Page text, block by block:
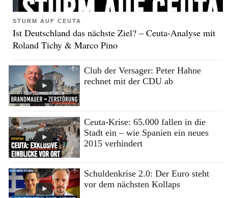
STURM AUF CEUTA
Ist Deutschland das nächste Ziel? – Ceuta-Analyse mit
Roland Tichy & Marco Pino
Club der Versager: Peter Hahne
rechnet mit der CDU ab
Ceuta-Krise: 65.000 fallen in die
Stadt ein – wie Spanien ein neues
2015 verhindert
Schuldenkrise 2.0: Der Euro steht
vor dem nächsten Kollaps